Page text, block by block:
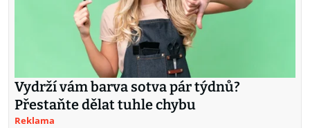
Vydrží vám barva sotva pár týdnů?
Přestaňte dělat tuhle chybu
Reklama